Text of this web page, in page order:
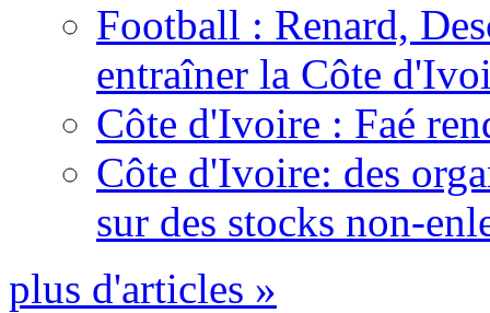
Football : Renard,
entraîner la Côte
Côte d'Ivoire : Faé
Côte d'Ivoire: des
sur des stocks non-
plus d'articles »